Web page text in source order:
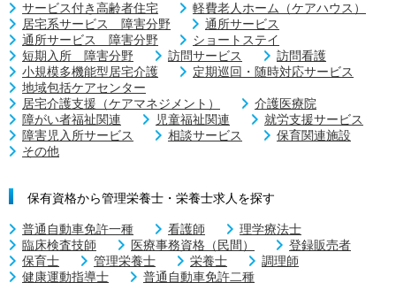
サービス付き高齢者住宅
軽費老人ホーム（ケアハウス）
居宅系サービス 障害分野
通所サービス
通所サービス 障害分野
ショートステイ
短期入所 障害分野
訪問サービス
訪問看護
小規模多機能型居宅介護
定期巡回・随時対応サービス
地域包括ケアセンター
居宅介護支援（ケアマネジメント）
介護医療院
障がい者福祉関連
児童福祉関連
就労支援サービス
障害児入所サービス
相談サービス
保育関連施設
その他
保有資格から管理栄養士・栄養士求人を探す
普通自動車免許一種 看護師
理学療法士
臨床検査技師
医療事務資格（民間）
登録販売者
保育士
管理栄養士 栄養士
調理師
健康運動指導士
普通自動車免許二種